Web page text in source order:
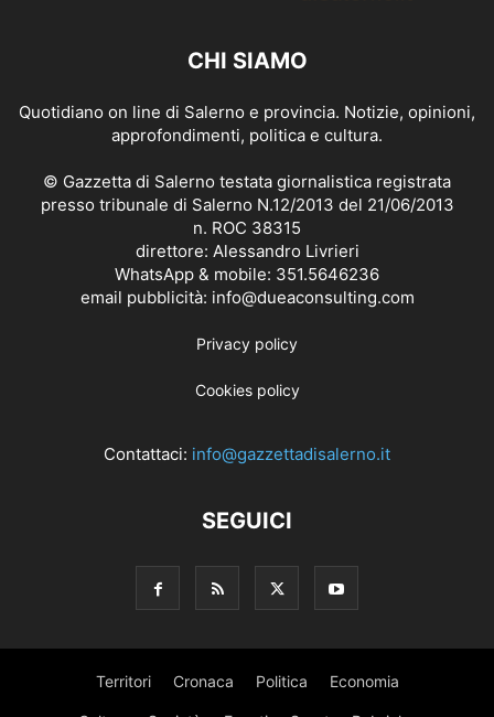
CHI SIAMO
Quotidiano on line di Salerno e provincia. Notizie, opinioni,
approfondimenti, politica e cultura.
© Gazzetta di Salerno testata giornalistica registrata
presso tribunale di Salerno N.12/2013 del 21/06/2013
n. ROC 38315
direttore: Alessandro Livrieri
WhatsApp & mobile: 351.5646236
email pubblicità: info@dueaconsulting.com
Privacy policy
Cookies policy
Contattaci: info@gazzettadisalerno.it
SEGUICI
Territori Cronaca Politica Economia